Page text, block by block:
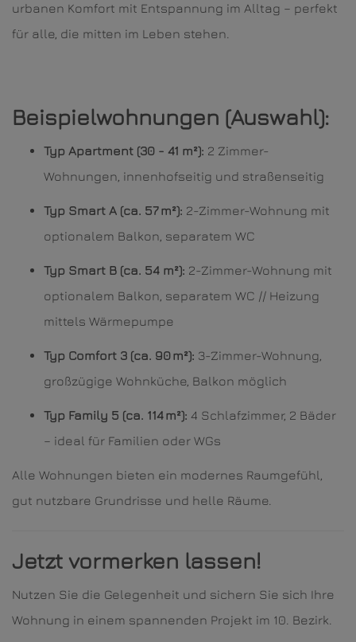
urbanen Komfort mit Entspannung im Alltag – perfekt
für alle, die mitten im Leben stehen.
Beispielwohnungen (Auswahl):
Typ Apartment (30 - 41 m²): 2 Zimmer-
Wohnungen, innenhofseitig und straßenseitig
Typ Smart A (ca. 57 m²): 2-Zimmer-Wohnung mit
optionalem Balkon, separatem WC
Typ Smart B (ca. 54 m²): 2-Zimmer-Wohnung mit
optionalem Balkon, separatem WC // Heizung
mittels Wärmepumpe
Typ Comfort 3 (ca. 90 m²): 3-Zimmer-Wohnung,
großzügige Wohnküche, Balkon möglich
Typ Family 5 (ca. 114 m²): 4 Schlafzimmer, 2 Bäder
– ideal für Familien oder WGs
Alle Wohnungen bieten ein modernes Raumgefühl,
gut nutzbare Grundrisse und helle Räume.
Jetzt vormerken lassen!
Nutzen Sie die Gelegenheit und sichern Sie sich Ihre
Wohnung in einem spannenden Projekt im 10. Bezirk.